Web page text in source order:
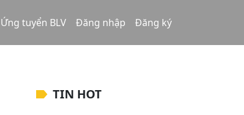
Ứng tuyển BLV Đăng nhập Đăng ký
TIN HOT